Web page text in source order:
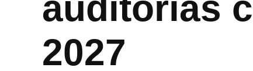
2027